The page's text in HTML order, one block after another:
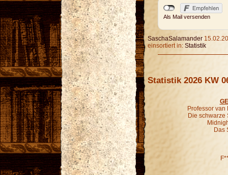
Als Mail versenden
SaschaSalamander
einsortiert in: Statistik
Statistik 2026 KW
Professor van
Die schwarze
Das